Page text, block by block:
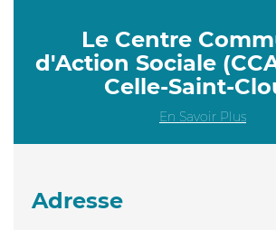
Le Centre
d'Action Sociale
Celle-Saint-
En Savoir Plus
Adresse